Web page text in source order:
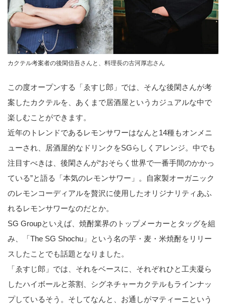
カクテル考案者の後閑信吾さんと、料理長の古河厚志さん
この度オープンする「ゑすじ郎」では、そんな後閑さんが考
案したカクテルを、あくまで居酒屋というカジュアルな中で
楽しむことができます。
近年のトレンドであるレモンサワーはなんと14種もオンメニ
ューされ、居酒屋的なドリンクをSGらしくアレンジ。中でも
注目すべきは、後閑さんが“おそらく世界で一番手間のかかっ
ている”と語る「本気のレモンサワー」。自家製オーガニック
のレモンコーディアルを贅沢に使用したオリジナリティあふ
れるレモンサワーなのだとか。
SG Groupといえば、焼酎業界のトップメーカーとタッグを組
み、「The SG Shochu」という名の芋・麦・米焼酎をリリー
スしたことでも話題となりました。
「ゑすじ郎」では、それをベースに、それぞれひと工夫凝ら
したハイボールと茶割、シグネチャーカクテルもラインナッ
プしているそう。そしてなんと、お通しがマティーニという